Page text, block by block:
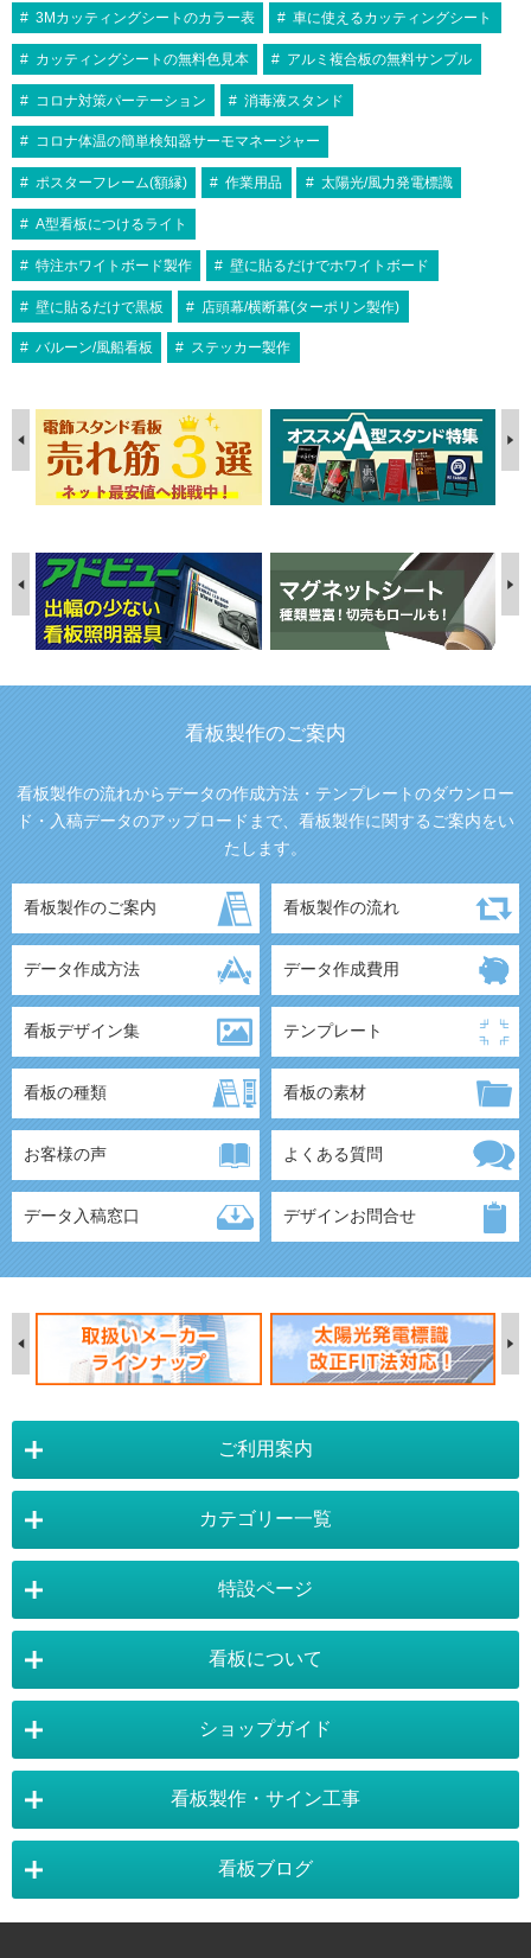
標準価格：¥10,230（税抜 ¥9,300）
販売価格 ¥6,600（税抜 ¥6,000） 35% OFF
代引不可
屋内用
A1
594×841
シェイプ SH-A1-SV A1 シルバー 屋内
用
¥2,178（税込）
スマートな形状が作品を引き立てま
す！
お値打ち
A1 シルバー
ポスターパネル Jパネル A1 シルバー
屋内用
スタンダードな規格でロングセラーな
ポスターフレーム。カラーはシルバ
ー、ブラック、ホワイト、ブロンズの
4色展…
A1サイズ/ポスターフレーム
通販一覧はこちら
代引不可
屋内用
木目調 A2
前四辺開閉式
420×594
ポスターパネル 331 A2 木目ナチュラ
ル 屋内用
¥6,006 （税込）
コーナーミニアールで意匠的にかっこ
代引不可
屋内用
420×594
シェイプ SH-A2-SV A2 シルバー 屋内
用
¥1,386（税込）
屋内用
B0
1030×1456
デカフレ IW-B0-SV B0 シルバー
¥10,170 （税込）
丈夫で強度が増した大判サイズの幅広フ
レーム！
国産
屋内用 B0
前四辺開閉式
盗難防止
ポスターグリップ TG-44R B0 ツヤ無シ
ルバー(梨地調) 屋内用 R型
¥29,040（税込）
大人気のシンエイ社のポスターグリップ
盗難防止タイプです！！ポスターを効果
的に演出するディスプレイパネルです。
B0サイズ/ポスターフレーム
通販一覧はこちら
代引不可
屋内用
木目調
B1
メディアグリップ MG-32R B1 木目調 屋
内用 (56281B1K)
¥12,067（税込）
人気No1の四辺開閉式ポスターパネルで
す！
価格、バリエーション、品質3拍子揃っ
た優れもの！
代引不可
屋内用
B1
728×1030
ポスターパネル 351 B1 ステン 屋内用
¥24,310
ポスターを横から交換できる便利な機能
付き！
B1サイズ/ポスターフレーム
お値打ち
国産 屋内用
B2
B2 シルバー
ポスターパネル Rパネル B2 シルバー 屋
内用
¥1,870（税込）
コーナーに丸みをつけた安全設計のポス
ターフレーム。カラーはシルバー、ブラ
ックの2色展開。サインシティ最安の…
屋内用
B2（W515×H728）
ALUMIUM SERIES 01 CUT B2 マットブ
ラック 屋内用
¥13,200（税込）
【2020年度アジアデザイン賞受賞】エ
ッジを切り落として、シャープな印象を
携えた額縁です。
B2サイズ/ポスターフレーム
通販一覧はこちら
3Mカッティングシートのカラー表 車に使えるカッティングシート
カッティングシートの無料色見本 アルミ複合板の無料サンプル
コロナ対策パーテーション 消毒液スタンド
コロナ体温の簡単検知器サーモマネージャー
ポスターフレーム(額縁) 作業用品 太陽光/風力発電標識
A型看板につけるライト
特注ホワイトボード製作 壁に貼るだけでホワイトボード
壁に貼るだけで黒板 店頭幕/横断幕(ターポリン製作)
バルーン/風船看板 ステッカー製作
看板製作のご案内
看板製作の流れからデータの作成方法・テンプレートのダウンロー
ド・入稿データのアップロードまで、看板製作に関するご案内をい
たします。
看板製作のご案内 看板製作の流れ
データ作成方法 データ作成費用
看板デザイン集 テンプレート
看板の種類 看板の素材
お客様の声 よくある質問
データ入稿窓口 デザインお問合せ
ご利用案内
店舗詳細情報
運営会社 :株式会社トレード
〒454-0011 愛知県 名古屋市中川区山王4-5-10
TEL:052-265-7603 FAX:052-350-2662
お気軽にお問い合わせ下さい。
お問合せ
カテゴリー一覧
スタンド看板：オプション バナースタンド
自立看板 フロアサイン／路面表示
壁面看板 LEDライトパネル
ポスターフレーム イーゼル
特設ページ
バナースタンド特設ページ 大型看板・突出看板特設ページ
イーゼルスタンド特設ページ ホワイトボード特設ページ
販促・店舗用品特設ページ バックパネル特設ページ
看板について
看板設置のきまり 看板の用語集
施工事例 スタッフ紹介
ショップガイド
お支払い方法 送料・納期・配送
商品の返品・交換 注文の変更・取り消し
看板製作・サイン工事
看板ブログ